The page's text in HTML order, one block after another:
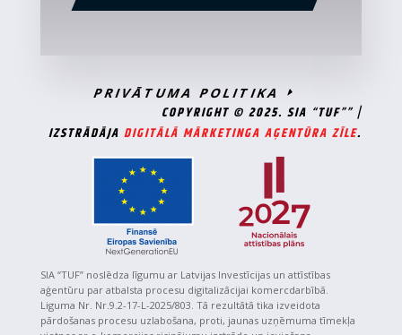
PRIVĀTUMA POLITIKA
COPYRIGHT © 2025. SIA “TUF”” |
IZSTRĀDĀJADIGITĀLĀ MĀRKETINGA AĢENTŪRA ZĪLE.
SIA “TUF” noslēdza līgumu ar Latvijas Investīcijas un attīstības
aģentūru par atbalsta procesu digitalizācijai komercdarbībā.
Liguma Nr. Nr.9.2-17-L-2025/803. Tā rezultātā tika izveidota
pārdošanas procesu uzlabošana, proti, jaunas uzņēmuma tīmekļa